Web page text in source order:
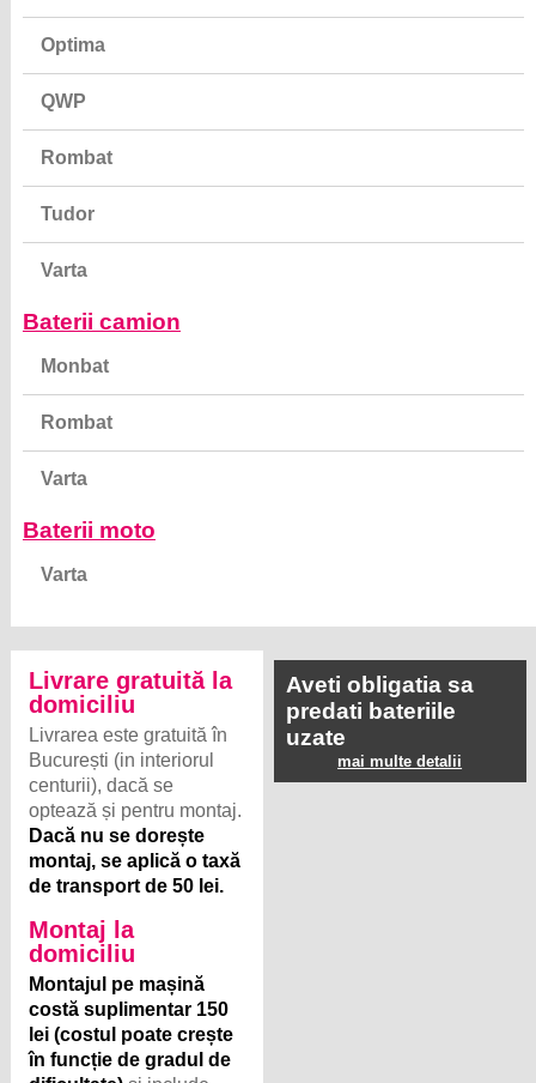
QWP
Rombat
Tudor
Varta
Monbat
Rombat
Varta
Varta
Livrarea este gratuită în
București (in interiorul
centurii), dacă se
optează și pentru montaj.
Dacă nu se dorește
montaj, se aplică o taxă
de transport de 50 lei.
Montaj la
domiciliu
Montajul pe mașină
costă suplimentar 150
lei (costul poate crește
în funcție de gradul de
dificultate)și include
măsurătorile pentru
garanție (* serviciu
valabil doar pentru
predati bateriile
mai multe detalii